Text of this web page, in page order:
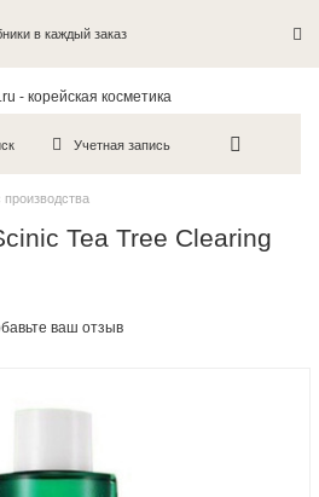
в каждый заказ
Учетная запись
производства
Tea Tree Clearing
ваш отзыв